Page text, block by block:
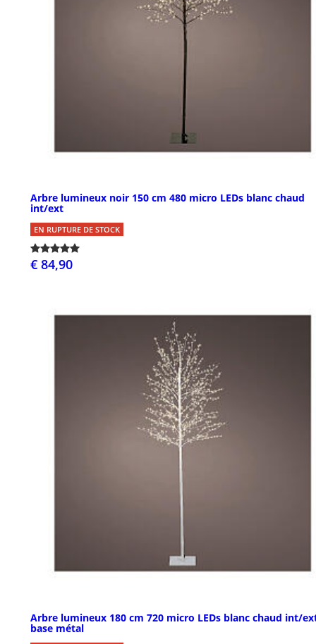
Arbre lumineux noir 150 cm 480 micro LEDs blanc chaud
int/ext
EN RUPTURE DE STOCK
€ 84,90
Arbre lumineux 180 cm 720 micro LEDs blanc chaud int/
base métal